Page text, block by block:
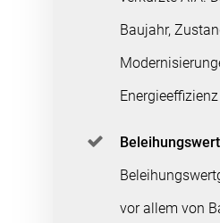
Baujahr,
vor allem von